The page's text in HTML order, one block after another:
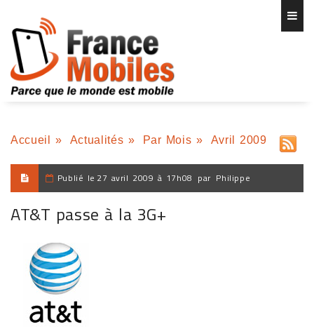
Accueil » Actualités » Par Mois » Avril 2009
Publié le 27 avril 2009 à 17h08 par Philippe
AT&T passe à la 3G+